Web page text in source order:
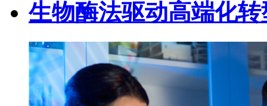
生物酶法驱动高端化